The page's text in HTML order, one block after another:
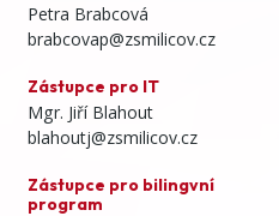
Petra Brabcová
brabcovap@zsmilicov.cz
Zástupce pro IT
Mgr. Jiří Blahout
blahoutj@zsmilicov.cz
Zástupce pro bilingvní
program